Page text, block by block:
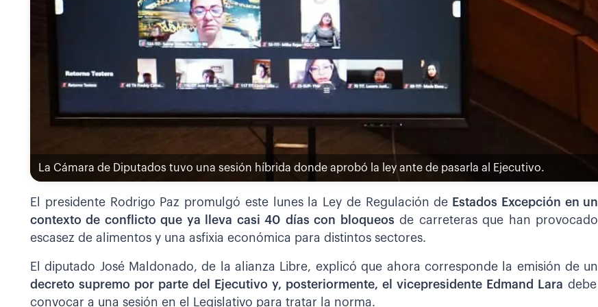
La Cámara de Diputados tuvo una sesión híbrida donde aprobó la ley ante de pasarla al Ejecutivo.
El presidente Rodrigo Paz promulgó este lunes la Ley de Regulación de Estados Excepción en un
contexto de conflicto que ya lleva casi 40 días con bloqueos de carreteras que han provocado
escasez de alimentos y una asfixia económica para distintos sectores.
El diputado José Maldonado, de la alianza Libre, explicó que ahora corresponde la emisión de un
decreto supremo por parte del Ejecutivo y, posteriormente, el vicepresidente Edmand Lara debe
convocar a una sesión en el Legislativo para tratar la norma.